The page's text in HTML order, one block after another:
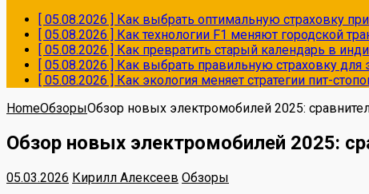
[ 05.08.2026 ] Как выбрать оптимальную страховку
[ 05.08.2026 ] Как технологии F1 меняют городской
[ 05.08.2026 ] Как превратить старый календарь в
[ 05.08.2026 ] Как выбрать правильную страховку
[ 05.08.2026 ] Как экология меняет стратегии пит-
HomeОбзорыОбзор новых электромобилей 2025:
Обзор новых электромобилей 2025:
05.03.2026 Кирилл Алексеев Обзоры